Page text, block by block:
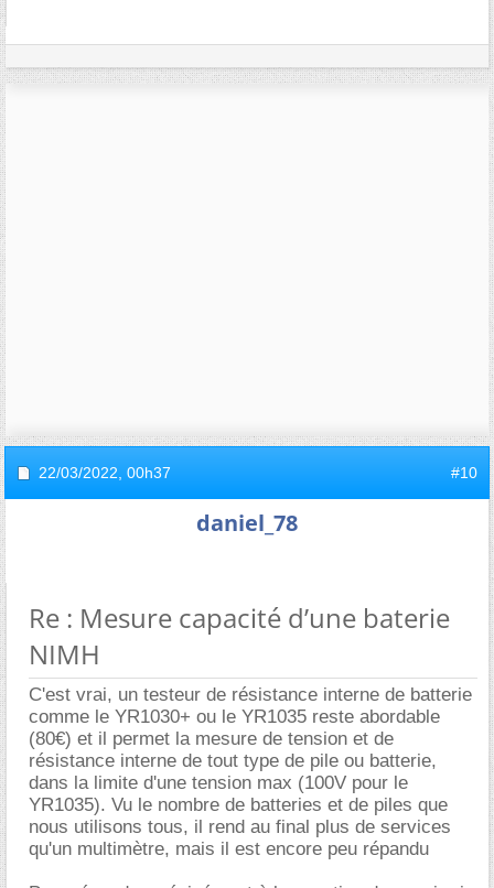
22/03/2022, 00h37 #10
daniel_78
Re : Mesure capacité d’une baterie
NIMH
C'est vrai, un testeur de résistance interne de batterie
comme le YR1030+ ou le YR1035 reste abordable
(80€) et il permet la mesure de tension et de
résistance interne de tout type de pile ou batterie,
dans la limite d'une tension max (100V pour le
YR1035). Vu le nombre de batteries et de piles que
nous utilisons tous, il rend au final plus de services
qu'un multimètre, mais il est encore peu répandu